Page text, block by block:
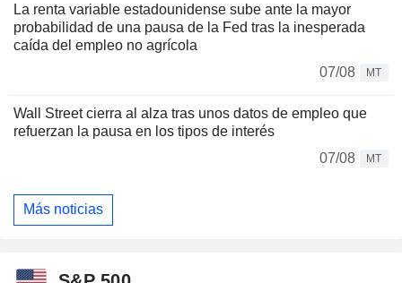
La renta variable estadounidense sube ante la mayor
probabilidad de una pausa de la Fed tras la inesperada
caída del empleo no agrícola
07/08
MT
Wall Street cierra al alza tras unos datos de empleo que
refuerzan la pausa en los tipos de interés
07/08
MT
Más noticias